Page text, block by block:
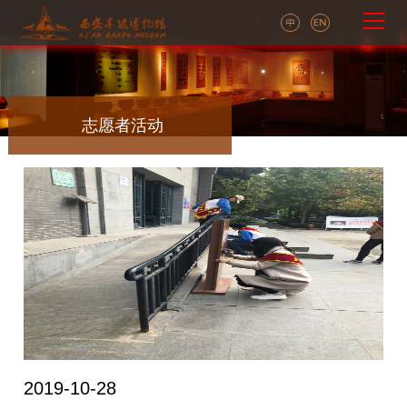
志愿者活动
2019-10-28